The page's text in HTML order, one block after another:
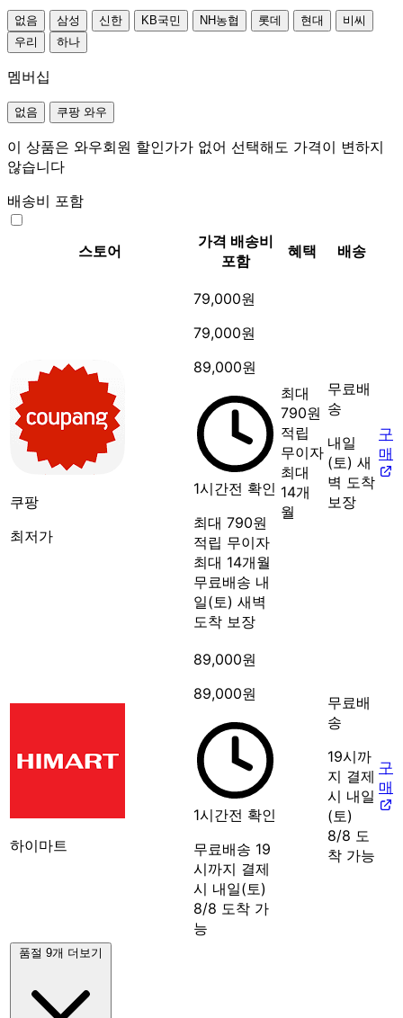
없음 삼성 신한 KB국민 NH농협 롯데 현대
비씨
우리
하나
멤버십
없음 쿠팡 와우
이 상품은 와우회원 할인가가 없어 선택해도 가격이 변하지
않습니다
배송비 포함
스토어
가격 배송비
포함
혜택 배송
쿠팡
최저가
79,000원
79,000원
89,000원
1시간전 확인
최대 790원
적립 무이자
최대 14개월
무료배송 내
일(토) 새벽
도착 보장
최대
790원
적립
무이자
최대
14개
월
무료배
송
내일
(토) 새
벽 도착
보장
구
매
하이마트
89,000원
89,000원
1시간전 확인
무료배송 19
시까지 결제
시 내일(토)
8/8 도착 가
능
무료배
송
19시까
지 결제
시 내일
(토)
8/8 도
착 가능
구
매
품절 9개 더보기